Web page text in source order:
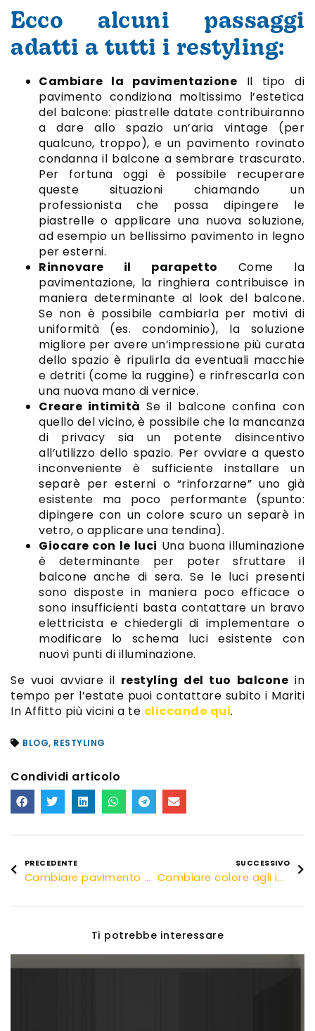
Ecco alcuni passaggi
adatti a tutti i restyling:
Cambiare la pavimentazione Il tipo di
pavimento condiziona moltissimo l’estetica
del balcone: piastrelle datate contribuiranno
a dare allo spazio un’aria vintage (per
qualcuno, troppo), e un pavimento rovinato
condanna il balcone a sembrare trascurato.
Per fortuna oggi è possibile recuperare
queste situazioni chiamando un
professionista che possa dipingere le
piastrelle o applicare una nuova soluzione,
ad esempio un bellissimo pavimento in legno
per esterni.
Rinnovare il parapetto Come la
pavimentazione, la ringhiera contribuisce in
maniera determinante al look del balcone.
Se non è possibile cambiarla per motivi di
uniformità (es. condominio), la soluzione
migliore per avere un’impressione più curata
dello spazio è ripulirla da eventuali macchie
e detriti (come la ruggine) e rinfrescarla con
una nuova mano di vernice.
Creare intimità Se il balcone confina con
quello del vicino, è possibile che la mancanza
di privacy sia un potente disincentivo
all’utilizzo dello spazio. Per ovviare a questo
inconveniente è sufficiente installare un
separè per esterni o “rinforzarne” uno già
esistente ma poco performante (spunto:
dipingere con un colore scuro un separè in
vetro, o applicare una tendina).
Giocare con le luci Una buona illuminazione
è determinante per poter sfruttare il
balcone anche di sera. Se le luci presenti
sono disposte in maniera poco efficace o
sono insufficienti basta contattare un bravo
elettricista e chiedergli di implementare o
modificare lo schema luci esistente con
nuovi punti di illuminazione.
Se vuoi avviare il restyling del tuo balcone in
tempo per l’estate puoi contattare subito i Mariti
In Affitto più vicini a te cliccando qui.
BLOG, RESTYLING
Condividi articolo
PRECEDENTE
Cambiare pavimento per rinnovare la casa
SUCCESSIVO
Cambiare colore agli infissi interni
Ti potrebbe interessare